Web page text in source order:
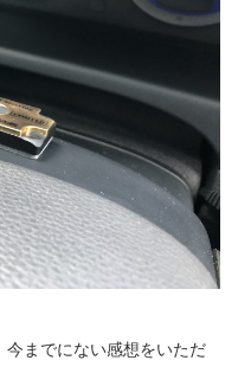
今までにない感想をいただ